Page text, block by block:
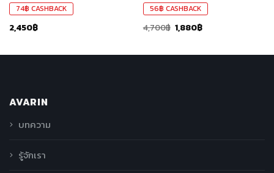
74฿ CASHBACK
2,450฿
56฿ CASHBACK
4,700฿ 1,880฿
AVARIN
บทความ
รู้จักเรา